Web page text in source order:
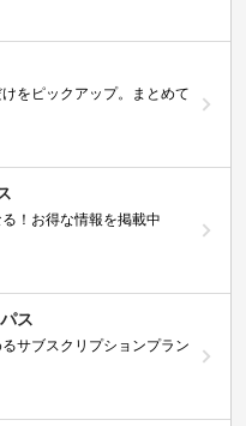
をピックアップ。まとめて
！お得な情報を掲載中
ス
サブスクリプションプラン